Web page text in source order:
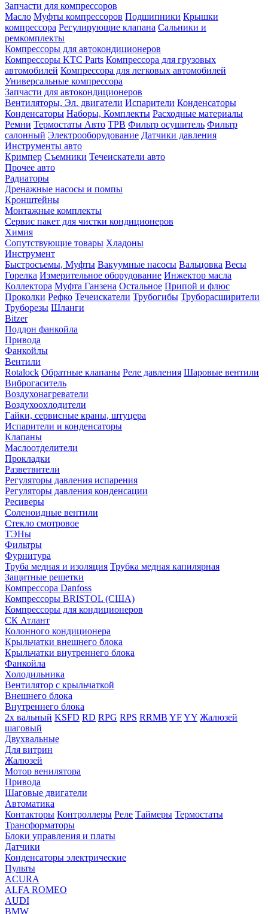
Запчасти для компрессоров
Масло Муфты компрессоров Подшипники Крышки
компрессора Регулирующие клапана Сальники и
ремкомплекты
Компрессоры для автокондиционеров
Компрессоры KTC Parts Компрессора для грузовых
автомобилей Компрессора для легковых автомобилей
Универсальные компрессора
Запчасти для автокондиционеров
Вентиляторы, Эл. двигатели Испарители Конденсаторы
Конденсаторы Наборы, Комплекты Расходные материалы
Ремни Термостаты Авто ТРВ Фильтр осушитель Фильтр
салонный Электрооборудование Датчики давления
Инструменты авто
Кримпер Съемники Течеискатели авто
Прочее авто
Радиаторы
Дренажные насосы и помпы
Кронштейны
Монтажные комплекты
Сервис пакет для чистки кондиционеров
Химия
Сопутствующие товары Хладоны
Инструмент
Быстросъемы, Муфты Вакуумные насосы Вальцовка Весы
Горелка Измерительное оборудование Инжектор масла
Коллектора Муфта Ганзена Остальное Припой и флюс
Проколки Рефко Течеискатели Трубогибы Труборасширители
Труборезы Шланги
Bitzer
Поддон фанкойла
Привода
Фанкойлы
Вентили
Rotalock Обратные клапаны Реле давления Шаровые вентили
Виброгаситель
Воздухонагреватели
Воздухоохлодители
Гайки, сервисные краны, штуцера
Испарители и конденсаторы
Клапаны
Маслоотделители
Прокладки
Разветвители
Регуляторы давления испарения
Регуляторы давления конденсации
Ресиверы
Соленоидные вентили
Стекло смотровое
ТЭНы
Фильтры
Фурнитура
Труба медная и изоляция Трубка медная капилярная
Защитные решетки
Компрессора Danfoss
Компрессоры BRISTOL (США)
Компрессоры для кондиционеров
СК Атлант
Колонного кондиционера
Крыльчатки внешнего блока
Крыльчатки внутреннего блока
Фанкойла
Холодильника
Вентилятор с крыльчаткой
Внешнего блока
Внутреннего блока
2х вальный KSFD RD RPG RPS RRMB YFYY Жалюзей
шаговый
Двухвальные
Для витрин
Жалюзей
Мотор венилятора
Привода
Шаговые двигатели
Автоматика
Контакторы Контроллеры Реле Таймеры Термостаты
Трансформаторы
Блоки управления и платы
Датчики
Конденсаторы электрические
Пульты
ACURA
ALFA ROMEO
AUDI
BMW